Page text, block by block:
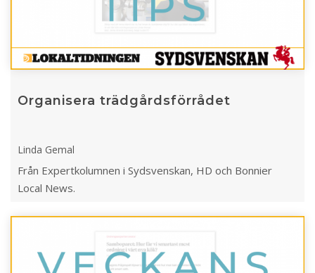
Organisera trädgårdsförrådet
Linda Gemal
Från Expertkolumnen i Sydsvenskan, HD och Bonnier
Local News.